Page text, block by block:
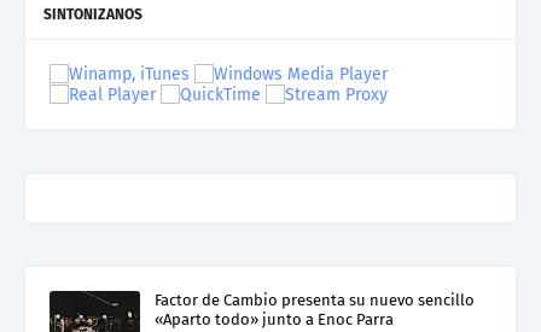
SINTONIZANOS
Factor de Cambio presenta su nuevo sencillo
«Aparto todo» junto a Enoc Parra